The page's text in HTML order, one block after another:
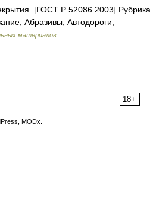
[ГОСТ Р 52086 2003] Рубрика
Абразивы, Автодороги,
материалов
18+
MODx.